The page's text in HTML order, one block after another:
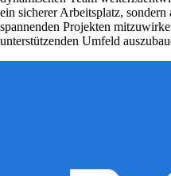
ein sicherer Arbeitsplatz,
spannenden Projekten
unterstützenden Umfeld